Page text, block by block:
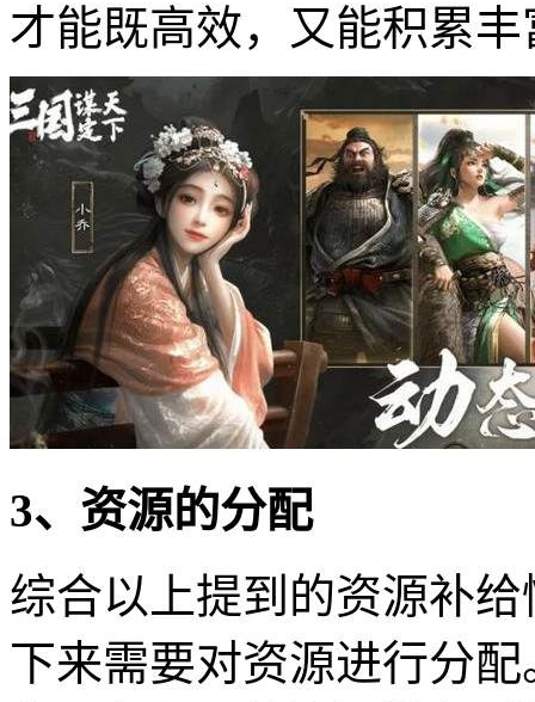
才能既高效，又能积累
3、资源的分配
综合以上提到的资源补
下来需要对资源进行分